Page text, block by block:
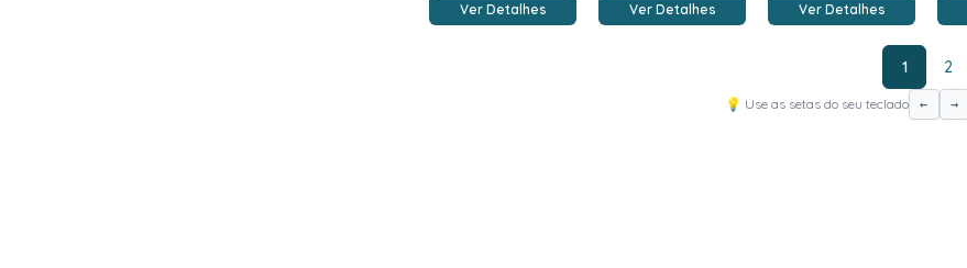
Ver Detalhes Ver Detalhes Ver Detalhes
1 2
💡 Use as setas do seu teclado ← →